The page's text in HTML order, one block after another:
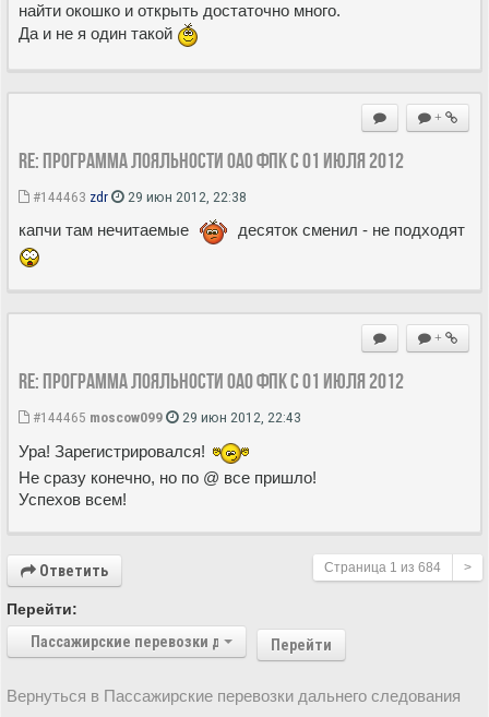
найти окошко и открыть достаточно много.
Да и не я один такой
+
Re: Программа лояльности ОАО ФПК с 01 июля 2012
#144463 zdr 29 июн 2012, 22:38
капчи там нечитаемые десяток сменил - не подходят
+
Re: Программа лояльности ОАО ФПК с 01 июля 2012
#144465 moscow099 29 июн 2012, 22:43
Ура! Зарегистрировался!
Не сразу конечно, но по @ все пришло!
Успехов всем!
Ответить Страница 1 из 684 >
Перейти:
Пассажирские перевозки дальнего следования
Перейти
Вернуться в Пассажирские перевозки дальнего следования